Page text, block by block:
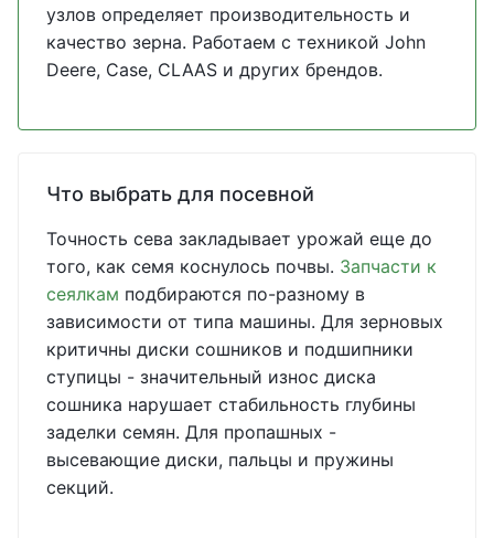
узлов определяет производительность и
качество зерна. Работаем с техникой John
Deere, Case, CLAAS и других брендов.
Что выбрать для посевной
Точность сева закладывает урожай еще до
того, как семя коснулось почвы. Запчасти к
сеялкам подбираются по-разному в
зависимости от типа машины. Для зерновых
критичны диски сошников и подшипники
ступицы - значительный износ диска
сошника нарушает стабильность глубины
заделки семян. Для пропашных -
высевающие диски, пальцы и пружины
секций.